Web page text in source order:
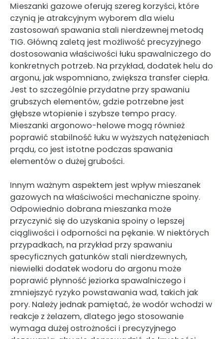
Mieszanki gazowe oferują szereg korzyści, które
czynią je atrakcyjnym wyborem dla wielu
zastosowań spawania stali nierdzewnej metodą
TIG. Główną zaletą jest możliwość precyzyjnego
dostosowania właściwości łuku spawalniczego do
konkretnych potrzeb. Na przykład, dodatek helu do
argonu, jak wspomniano, zwiększa transfer ciepła.
Jest to szczególnie przydatne przy spawaniu
grubszych elementów, gdzie potrzebne jest
głębsze wtopienie i szybsze tempo pracy.
Mieszanki argonowo-helowe mogą również
poprawić stabilność łuku w wyższych natężeniach
prądu, co jest istotne podczas spawania
elementów o dużej grubości.
Innym ważnym aspektem jest wpływ mieszanek
gazowych na właściwości mechaniczne spoiny.
Odpowiednio dobrana mieszanka może
przyczynić się do uzyskania spoiny o lepszej
ciągliwości i odporności na pękanie. W niektórych
przypadkach, na przykład przy spawaniu
specyficznych gatunków stali nierdzewnych,
niewielki dodatek wodoru do argonu może
poprawić płynność jeziorka spawalniczego i
zmniejszyć ryzyko powstawania wad, takich jak
pory. Należy jednak pamiętać, że wodór wchodzi w
reakcje z żelazem, dlatego jego stosowanie
wymaga dużej ostrożności i precyzyjnego